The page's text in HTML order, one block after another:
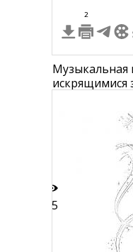
2
Музыкальная
искрящимися
15